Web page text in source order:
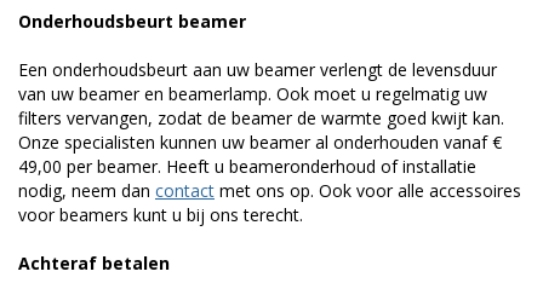
Onderhoudsbeurt beamer
Een onderhoudsbeurt aan uw beamer verlengt de levensduur
van uw beamer en beamerlamp. Ook moet u regelmatig uw
filters vervangen, zodat de beamer de warmte goed kwijt kan.
Onze specialisten kunnen uw beamer al onderhouden vanaf €
49,00 per beamer. Heeft u beameronderhoud of installatie
nodig, neem dan contact met ons op. Ook voor alle accessoires
voor beamers kunt u bij ons terecht.
Achteraf betalen